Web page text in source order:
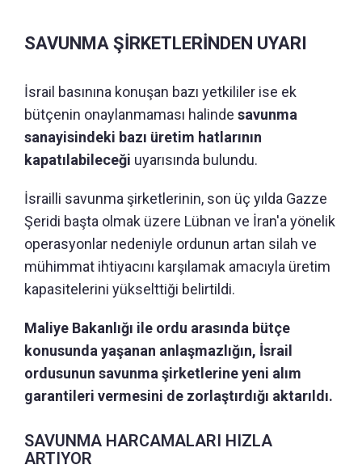
SAVUNMA ŞİRKETLERİNDEN UYARI
İsrail basınına konuşan bazı yetkililer ise ek
bütçenin onaylanmaması halinde savunma
sanayisindeki bazı üretim hatlarının
kapatılabileceği uyarısında bulundu.
İsrailli savunma şirketlerinin, son üç yılda Gazze
Şeridi başta olmak üzere Lübnan ve İran'a yönelik
operasyonlar nedeniyle ordunun artan silah ve
mühimmat ihtiyacını karşılamak amacıyla üretim
kapasitelerini yükselttiği belirtildi.
Maliye Bakanlığı ile ordu arasında bütçe
konusunda yaşanan anlaşmazlığın, İsrail
ordusunun savunma şirketlerine yeni alım
garantileri vermesini de zorlaştırdığı aktarıldı.
SAVUNMA HARCAMALARI HIZLA
ARTIYOR